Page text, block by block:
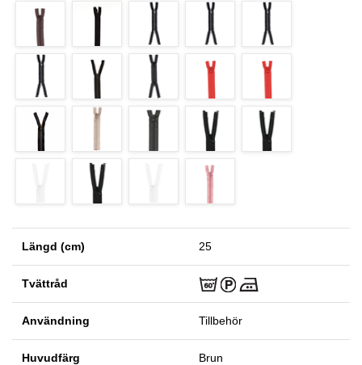
Längd (cm) 25
Tvättråd
Användning Tillbehör
Huvudfärg Brun